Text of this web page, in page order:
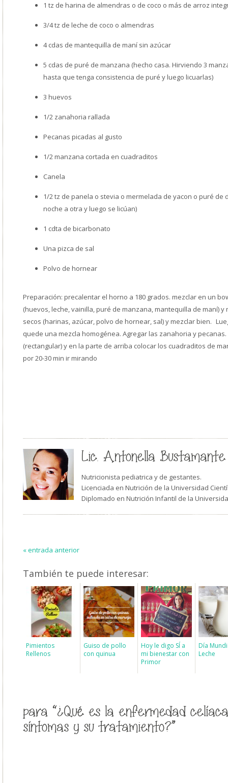
1 tz de harina de almendras o de coco o más de arroz
3/4 tz de leche de coco o almendras
4 cdas de mantequilla de maní sin azúcar
5 cdas de puré de manzana (hecho casa. Hirviendo 3
hasta que tenga consistencia de puré y luego licuarlas)
3 huevos
1/2 zanahoria rallada
Pecanas picadas al gusto
1/2 manzana cortada en cuadraditos
Canela
1/2 tz de panela o stevia o mermelada de yacon o puré de
noche a otra y luego se licúan)
1 cdta de bicarbonato
Una pizca de sal
Polvo de hornear
Preparación: precalentar el horno a 180 grados. mezclar en un
(huevos, leche, vainilla, puré de manzana, mantequilla de maní) y
secos (harinas, azúcar, polvo de hornear, sal) y mezclar bien.
quede una mezcla homogénea. Agregar las zanahoria y
(rectangular) y en la parte de arriba colocar los cuadraditos de
por 20-30 min ir mirando
Lic. Antonella Bustamante
Nutricionista pediatrica y de gestantes.
Licenciada en Nutrición de la Universidad
Diplomado en Nutrición Infantil de la
« entrada anterior
También te puede interesar:
Pimientos
Rellenos
Guiso de pollo
con quinua
Hoy le digo SÍ a
mi bienestar con
Primor
Día
Leche
para “¿Qué es la enfermedad
síntomas y su tratamiento?”